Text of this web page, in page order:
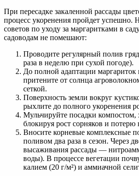
При пересадке закаленной рассады
процесс укоренения пройдет успешно.
советов по уходу за маргаритками в
садоводам не помешают:
Проводите регулярный полив
раза в неделю при сухой погоде).
До полной адаптации маргариток
притените от солнца
сеткой.
Поверхность земли вокруг
рыхлите до полного укоренения
Мульчируйте посадки компостом,
блокируя рост сорняков и потерю
Вносите корневые комплексные
поливом два раза в сезон. Через
высаживания рассады —
воды). В процессе вегетации
калием (20 г/м²) и аммиачной